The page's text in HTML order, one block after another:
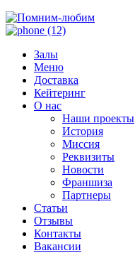
Залы
Меню
Доставка
Кейтеринг
О нас
Наши проекты
История
Миссия
Реквизиты
Новости
Франшиза
Партнеры
Статьи
Отзывы
Контакты
Вакансии